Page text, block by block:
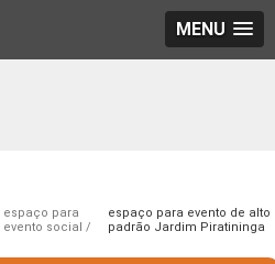
MENU
espaço para
evento social
espaço para evento de alto
padrão Jardim Piratininga